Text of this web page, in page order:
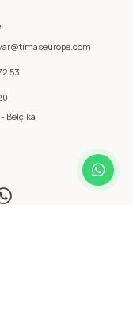
53
Belçika